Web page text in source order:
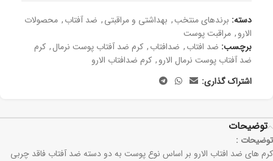
دسته: برندهای منتخب, بھداشتی و مراقبتی, ضد آفتاب, محصولات
الارو, مراقبت پوست
برچسب: ضد افتاب, ضدافتاب, کرم ضد آفتاب پوست نرمال, کرم
ضد آفتاب پوست نرمال الارو, کرم ضدافتاب الارو
اشتراک گذاری:
توضیحات
توضیحات :
کرم‌ های ضد افتاب الارو بر اساس نوع پوست به دو دسته ضد آفتاب فاقد چربی